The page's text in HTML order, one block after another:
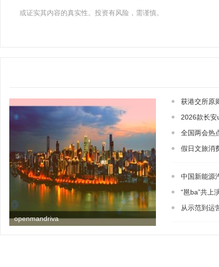
或证实其内容的真实性。投资有风险，需谨慎。
openmandriva
获港交所原
2026款长
全国两会热
假日文旅消
中国新能源
“邕ba”共上
从示范到运